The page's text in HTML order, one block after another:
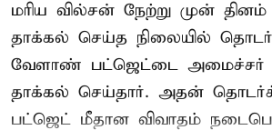
மரிய வில்சன் நேற்று முன்
தாக்கல் செய்த நிலையில்
வேளாண் பட்ஜெட்டை அமைச்சர்
தாக்கல் செய்தார். அதன்
பட்ஜெட் மீதான விவாதம்